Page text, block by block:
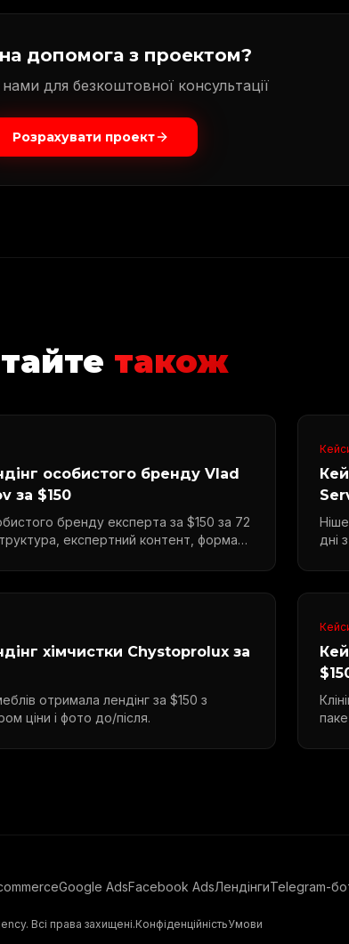
допомога з проектом?
для безкоштовної консультації
Розрахувати проект
також
особистого бренду Vlad
за $150
бренду експерта за $150 за 72
експертний контент, форма
дні
хімчистки Chystoprolux за
отримала лендінг за $150 з
ціни і фото до/після.
Google AdsFacebook AdsЛендінгиTelegram-
Всі права захищені.КонфіденційністьУмови